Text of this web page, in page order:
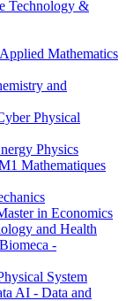
Technology &
Mathematics
and
Physical
Physics
Mathematiques
in Economics
and Health
-
System
AI - Data and